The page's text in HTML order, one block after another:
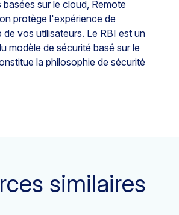
sur le cloud, Remote
protège l'expérience de
de vos utilisateurs. Le RBI est un
modèle de sécurité basé sur le
la philosophie de sécurité
similaires